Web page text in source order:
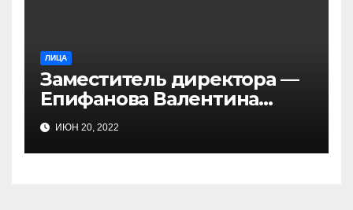
ЛИЦА
Заместитель директора —
Епифанова Валентина
Владимировна
ИЮН 20, 2022